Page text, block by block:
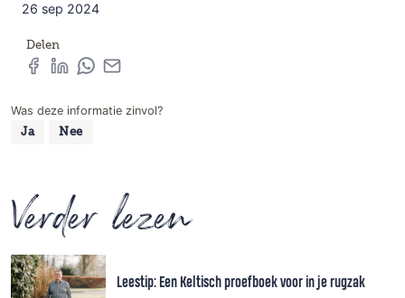
26 sep 2024
Delen
Was deze informatie zinvol?
Ja Nee
Verder lezen
Leestip: Een Keltisch proefboek voor in je rugzak